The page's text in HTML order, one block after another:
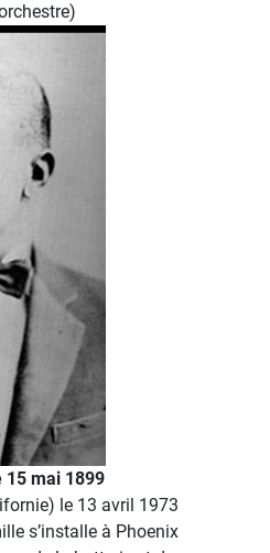
15 mai 1899
le 13 avril 1973
s’installe à Phoenix